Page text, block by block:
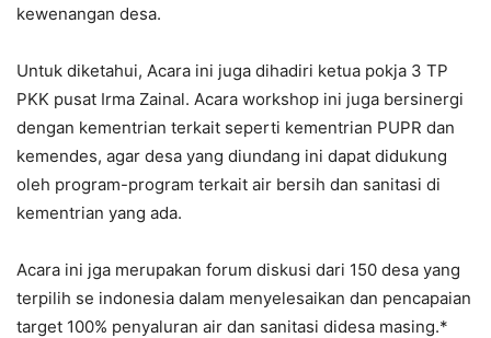
kewenangan desa.
Untuk diketahui, Acara ini juga dihadiri ketua pokja 3 TP
PKK pusat Irma Zainal. Acara workshop ini juga bersinergi
dengan kementrian terkait seperti kementrian PUPR dan
kemendes, agar desa yang diundang ini dapat didukung
oleh program-program terkait air bersih dan sanitasi di
kementrian yang ada.
Acara ini jga merupakan forum diskusi dari 150 desa yang
terpilih se indonesia dalam menyelesaikan dan pencapaian
target 100% penyaluran air dan sanitasi didesa masing.*